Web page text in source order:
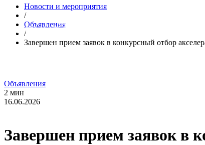
Новости и мероприятия
/
Объявления
/
Завершен прием заявок в конкурсный отбор
Объявления
2 мин
16.06.2026
Завершен прием заявок в